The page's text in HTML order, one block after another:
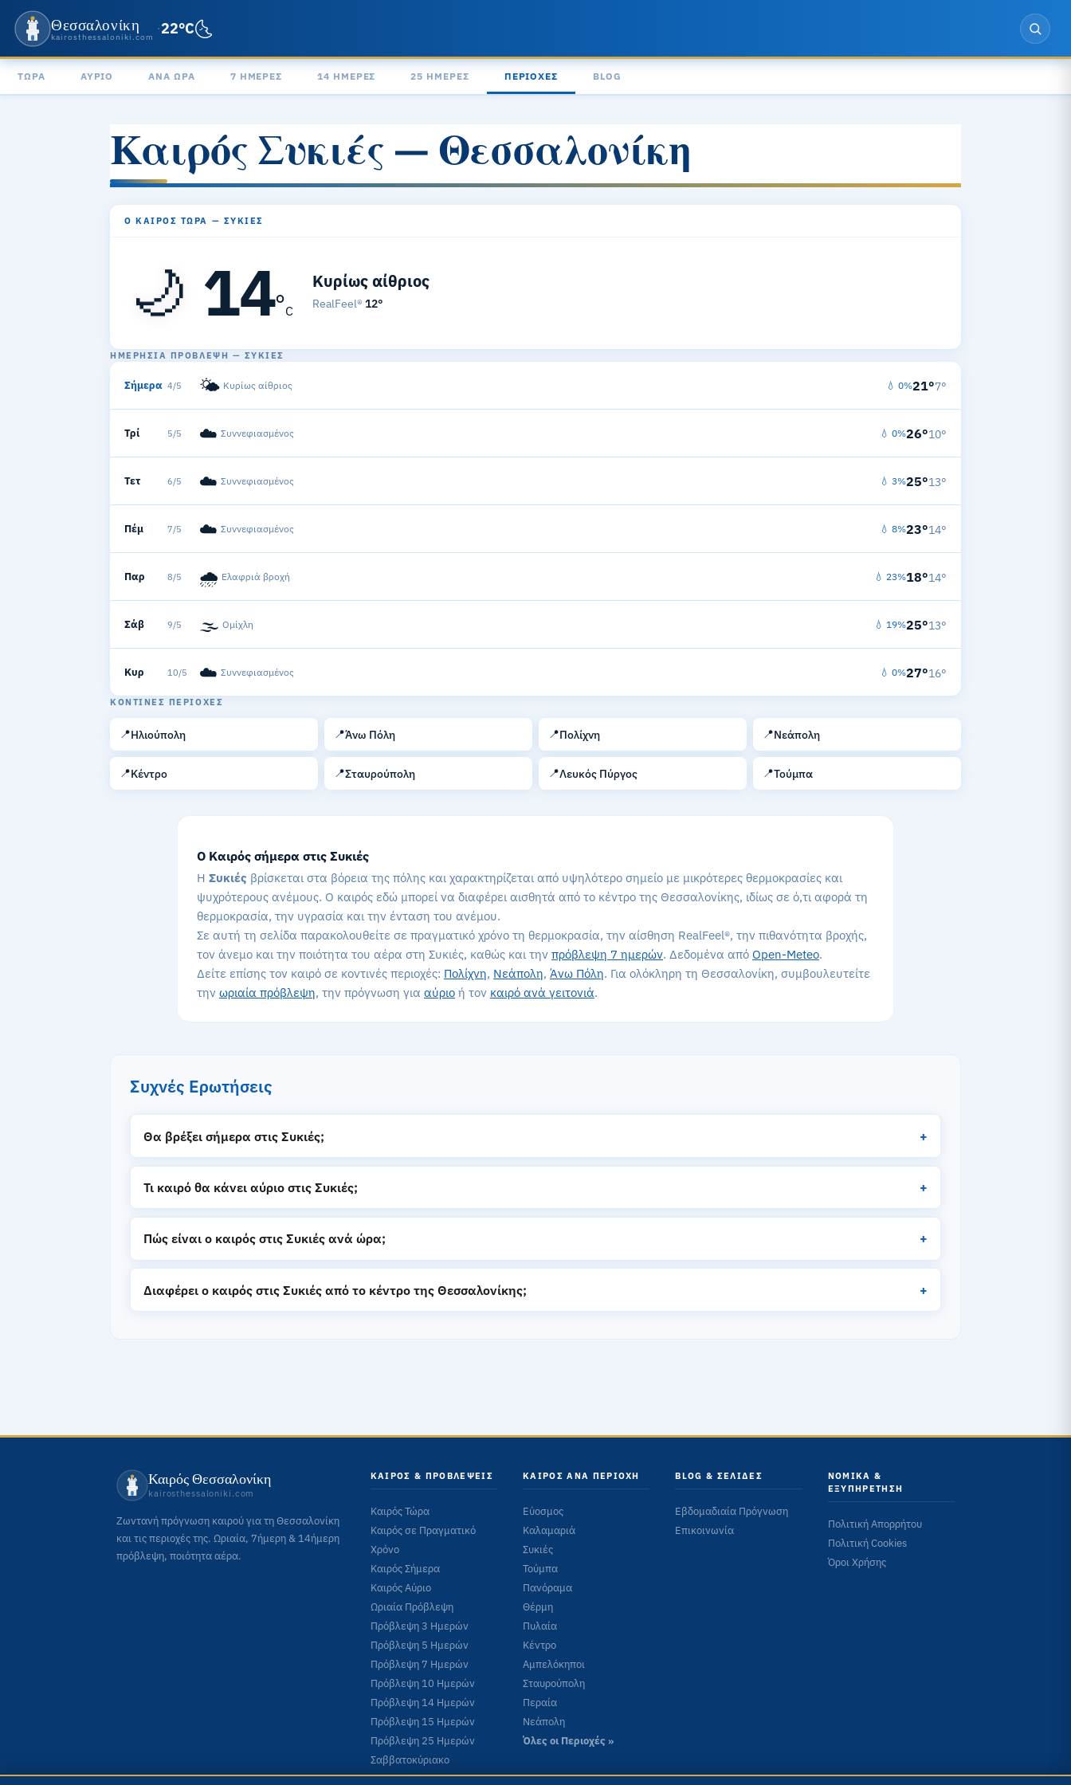
Θεσσαλονίκη
kairosthessaloniki.com
·22°C🌜
ΤΏΡΑ ΑΎΡΙΟ ΑΝΆ ΏΡΑ 7 ΗΜΈΡΕΣ 14 ΗΜΈΡΕΣ 25 ΗΜΈΡΕΣ ΠΕΡΙΟΧΈΣ BLOG
Καιρός Συκιές — Θεσσαλονίκη
Ο ΚΑΙΡΌΣ ΤΏΡΑ — ΣΥΚΙΈΣ
🌙 14°C
Κυρίως αίθριος
RealFeel®12°
ΗΜΕΡΉΣΙΑ ΠΡΌΒΛΕΨΗ — ΣΥΚΙΈΣ
Σήμερα 4/5 🌤️ Κυρίως αίθριος 💧 0%21°7°
Τρί 5/5 ☁️ Συννεφιασμένος 💧 0%26°10°
Τετ 6/5 ☁️ Συννεφιασμένος 💧 3%25°13°
Πέμ 7/5 ☁️ Συννεφιασμένος 💧 8%23°14°
Παρ 8/5 🌧️ Ελαφριά βροχή 💧 23%18°14°
Σάβ 9/5 🌫️ Ομίχλη 💧 19%25°13°
Κυρ 10/5 ☁️ Συννεφιασμένος 💧 0%27°16°
ΚΟΝΤΙΝΈΣ ΠΕΡΙΟΧΈΣ
📍Ηλιούπολη 📍Άνω Πόλη 📍Πολίχνη 📍Νεάπολη
📍Κέντρο 📍Σταυρούπολη 📍Λευκός Πύργος 📍Τούμπα
Ο Καιρός σήμερα στις Συκιές
Η Συκιές βρίσκεται στα βόρεια της πόλης και χαρακτηρίζεται από υψηλότερο σημείο με μικρότερες θερμοκρασίες και
ψυχρότερους ανέμους. Ο καιρός εδώ μπορεί να διαφέρει αισθητά από το κέντρο της Θεσσαλονίκης, ιδίως σε ό,τι αφορά τη
θερμοκρασία, την υγρασία και την ένταση του ανέμου.
Σε αυτή τη σελίδα παρακολουθείτε σε πραγματικό χρόνο τη θερμοκρασία, την αίσθηση RealFeel®, την πιθανότητα βροχής,
τον άνεμο και την ποιότητα του αέρα στη Συκιές, καθώς και την πρόβλεψη 7 ημερών. Δεδομένα από Open-Meteo.
Δείτε επίσης τον καιρό σε κοντινές περιοχές: Πολίχνη, Νεάπολη, Άνω Πόλη. Για ολόκληρη τη Θεσσαλονίκη, συμβουλευτείτε
την ωριαία πρόβλεψη, την πρόγνωση για αύριο ή τον καιρό ανά γειτονιά.
Συχνές Ερωτήσεις
Θα βρέξει σήμερα στις Συκιές;
Τι καιρό θα κάνει αύριο στις Συκιές;
Πώς είναι ο καιρός στις Συκιές ανά ώρα;
Διαφέρει ο καιρός στις Συκιές από το κέντρο της Θεσσαλονίκης;
Καιρός Θεσσαλονίκη
kairosthessaloniki.com
Ζωντανή πρόγνωση καιρού για τη Θεσσαλονίκη
και τις περιοχές της. Ωριαία, 7ήμερη & 14ήμερη
πρόβλεψη, ποιότητα αέρα.
ΚΑΙΡΌΣ & ΠΡΟΒΛΈΨΕΙΣ
Καιρός Τώρα
Καιρός σε Πραγματικό
Χρόνο
Καιρός Σήμερα
Καιρός Αύριο
Ωριαία Πρόβλεψη
Πρόβλεψη 3 Ημερών
Πρόβλεψη 5 Ημερών
Πρόβλεψη 7 Ημερών
Πρόβλεψη 10 Ημερών
Πρόβλεψη 14 Ημερών
Πρόβλεψη 15 Ημερών
Πρόβλεψη 25 Ημερών
Σαββατοκύριακο
ΚΑΙΡΌΣ ΑΝΆ ΠΕΡΙΟΧΉ
Εύοσμος
Καλαμαριά
Συκιές
Τούμπα
Πανόραμα
Θέρμη
Πυλαία
Κέντρο
Αμπελόκηποι
Σταυρούπολη
Περαία
Νεάπολη
Όλες οι Περιοχές »
BLOG & ΣΕΛΊΔΕΣ
Εβδομαδιαία Πρόγνωση
Επικοινωνία
ΝΟΜΙΚΆ &
ΕΞΥΠΗΡΈΤΗΣΗ
Πολιτική Απορρήτου
Πολιτική Cookies
Όροι Χρήσης